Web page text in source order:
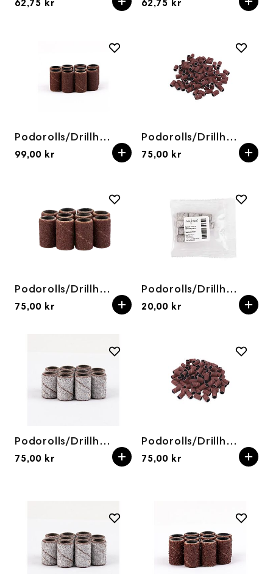
62,75 kr 62,75 kr
Podorolls/Drillhetter 100grit (1000stk)
99,00 kr
Podorolls/Drillhetter 120grit (100stk)
75,00 kr
Podorolls/Drillhetter 150grit (10stk)
75,00 kr
Podorolls/Drillhetter 180grit (10stk) Hvit
20,00 kr
Podorolls/Drillhetter 180grit 100pk
75,00 kr
Podorolls/Drillhetter 240grit (10stk)
75,00 kr